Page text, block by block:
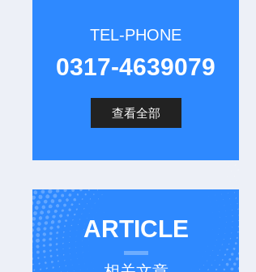
TEL-PHONE
0317-4639079
查看全部
ARTICLE